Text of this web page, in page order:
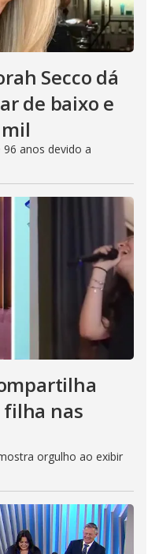
Secco dá
de baixo e
anos devido a
nas
orgulho ao exibir